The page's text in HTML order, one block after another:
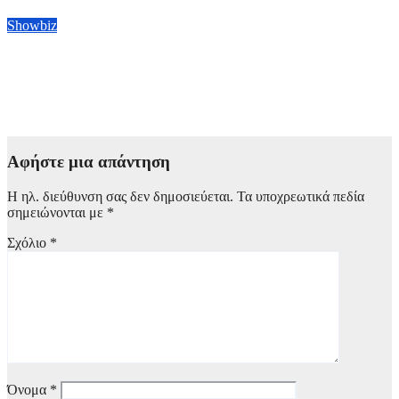
Showbiz
Αφήστε μια απάντηση
Η ηλ. διεύθυνση σας δεν δημοσιεύεται. Τα υποχρεωτικά πεδία
σημειώνονται με *
Σχόλιο *
Όνομα *